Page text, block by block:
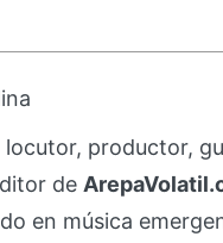
locutor, productor,
de
en música